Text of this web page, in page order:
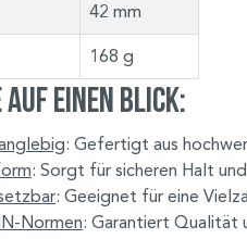
42 mm
168 g
einen Blick:
: Gefertigt aus
: Sorgt für sicheren Halt
: Geeignet für eine
Normen: Garantiert Qualität